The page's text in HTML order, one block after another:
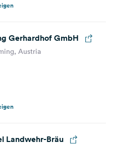
Gerhardhof GmbH
Austria
Landwehr-Bräu